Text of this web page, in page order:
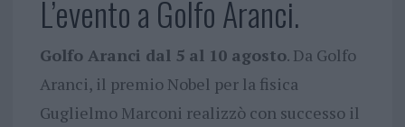
L’evento a Golfo Aranci.
Golfo Aranci dal 5 al 10 agosto. Da Golfo
Aranci, il premio Nobel per la fisica
Guglielmo Marconi realizzò con successo il